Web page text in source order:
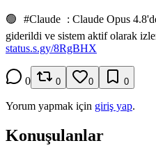
🟢 #Claude
: Claude Opus
giderildi ve sistem aktif olarak
status.s.gy/8RgBHX
0 0 0 0
Yorum yapmak için giriş yap.
Konuşulanlar